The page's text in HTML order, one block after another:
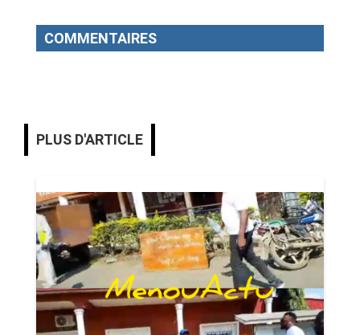
COMMENTAIRES
PLUS D'ARTICLE